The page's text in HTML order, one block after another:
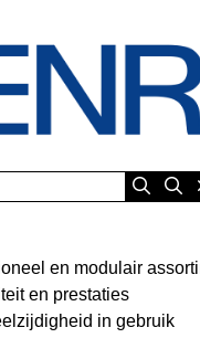
en modulair
en prestaties
in gebruik